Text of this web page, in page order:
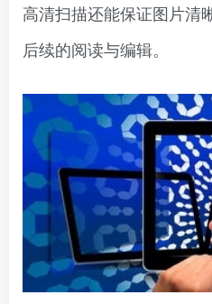
高清扫描还能保证图片清
后续的阅读与编辑。